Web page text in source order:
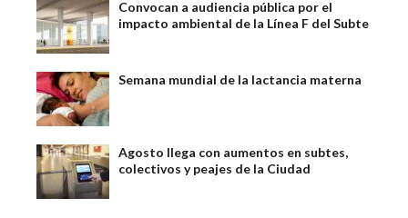
Convocan a audiencia pública por el
impacto ambiental de la Línea F del Subte
Semana mundial de la lactancia materna
Agosto llega con aumentos en subtes,
colectivos y peajes de la Ciudad